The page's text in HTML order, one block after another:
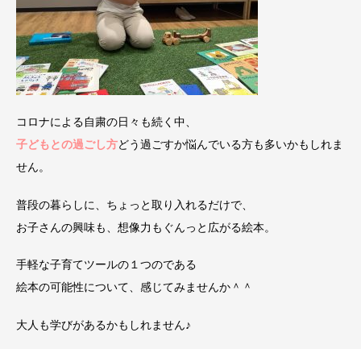
コロナによる自粛の日々も続く中、
子どもとの過ごし方どう過ごすか悩んでいる方も多いかもしれま
せん。
普段の暮らしに、ちょっと取り入れるだけで、
お子さんの興味も、想像力もぐんっと広がる絵本。
手軽な子育てツールの１つのである
絵本の可能性について、感じてみませんか＾＾
大人も学びがあるかもしれません♪